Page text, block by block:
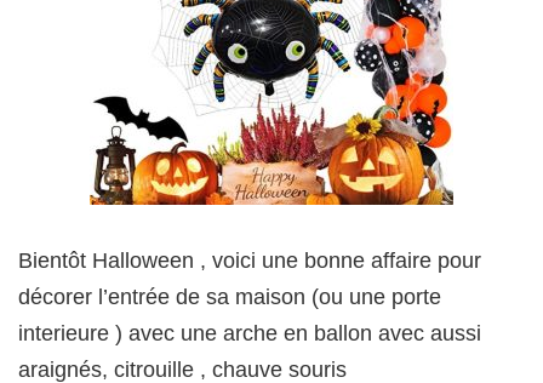
Bientôt Halloween , voici une bonne affaire pour
décorer l’entrée de sa maison (ou une porte
interieure ) avec une arche en ballon avec aussi
araignés, citrouille , chauve souris